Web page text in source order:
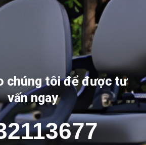
chúng tôi để được tư
vấn ngay